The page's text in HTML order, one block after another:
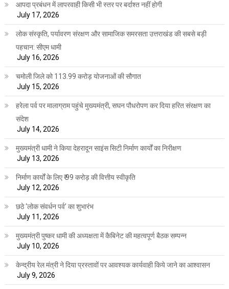
आपदा प्रबंधन में लापरवाही किसी भी स्तर पर बर्दाश्त नहीं होगी
July 17, 2026
लोक संस्कृति, पर्यावरण संरक्षण और सामाजिक समरसता उत्तराखंड की सबसे बड़ी
पहचान: सीएम धामी
July 16, 2026
चमोली जिले को 113.99 करोड़ योजनाओं की सौगात
July 15, 2026
हरेला पर्व पर मालाग्राम पहुंचे मुख्यमंत्री, सघन पौधरोपण कर दिया हरित संरक्षण का
संदेश
July 14, 2026
मुख्यमंत्री धामी ने किया देहरादून साइंस सिटी निर्माण कार्यों का निरीक्षण
July 13, 2026
निर्माण कार्यों के लिए ₹ 99 करोड़ की वित्तीय स्वीकृति
July 12, 2026
छठे ‘लोक संवर्धन पर्व’ का शुभारंभ
July 11, 2026
मुख्यमंत्री पुष्कर धामी की अध्यक्षता में कैबिनेट की महत्वपूर्ण बैठक सम्पन्न
July 10, 2026
केन्द्रीय रेल मंत्री ने दिया प्रस्तावों पर आवश्यक कार्यवाही किये जाने का आश्वासन
July 9, 2026